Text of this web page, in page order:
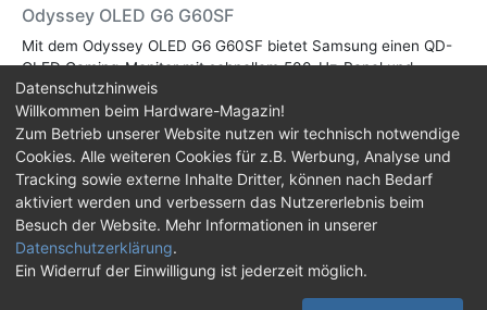
Odyssey OLED G6 G60SF
Mit dem Odyssey OLED G6 G60SF bietet Samsung einen QD-
OLED Gaming-Monitor mit schnellem 500-Hz-Panel und
WQHD-Auflösung an. Wir haben den 27 Zoll großen Monitor auf
Herz und Nieren geprüft.
Impressum| Kontakt |Jobs |Datenschutz |
Consent‑Einstellungen |Haftungsausschluss
Feed Facebook
Twitch
Discord
Datenschutzhinweis
Willkommen beim Hardware-Magazin!
Zum Betrieb unserer Website nutzen wir technisch notwendige
Cookies. Alle weiteren Cookies für z.B. Werbung, Analyse und
Tracking sowie externe Inhalte Dritter, können nach Bedarf
aktiviert werden und verbessern das Nutzererlebnis beim
Besuch der Website. Mehr Informationen in unserer
Datenschutzerklärung.
Ein Widerruf der Einwilligung ist jederzeit möglich.